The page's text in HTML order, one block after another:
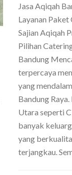
Jasa Aqiqah
Layanan
Sajian Aqiqah
Pilihan
Bandung
terpercaya
yang
Bandung
Utara seperti
banyak
yang
terjangkau.